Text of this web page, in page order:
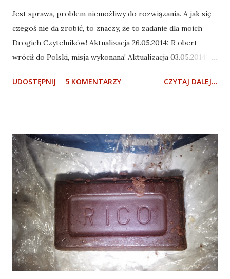
Jest sprawa, problem niemożliwy do rozwiązania. A jak się
czegoś nie da zrobić, to znaczy, że to zadanie dla moich
Drogich Czytelników! Aktualizacja 26.05.2014: R obert
wrócił do Polski, misja wykonana! Aktualizacja 03.05.2014:
niedawno paszport i dzisiaj, 3 maja, udało mu się dojechać
oczekiwanie aż Robert dojedzie do Cancun, by kupić mu
bilet. Losowanie się odbędzie , jak tylko będę miał trochę
więcej spokojnego czasu internetowego. Dziękuję
wszystkim, którzy włączyli się w zbiórkę - czy to wpłątą,
czy propagandą ; ) Chodzi o to, że Robert, lat 47, już
półtora roku temu utknął w Gwatemali i trzeba go stamtąd
wyciągnąć. Robi, co może, ale sam nie da rady - dłuższy
tekst o jego historii znajdziecie poniżej. W Polsce święta,
Mikołaje, sexbombki i choinka, a Rober...
UDOSTĘPNIJ 5 KOMENTARZY CZYTAJ DALEJ...